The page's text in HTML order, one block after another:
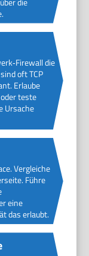
die
oft TCP
Erlaube
teste
Ursache
Vergleiche
Führe
eine
das erlaubt.